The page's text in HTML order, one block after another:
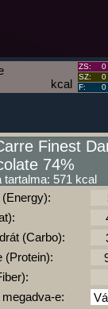
kcal
ZS:
0
SZ:
0
F:
0
Finest
74%
tartalma: 571 kcal
(Energy):
(Carbo):
(Protein):
e: